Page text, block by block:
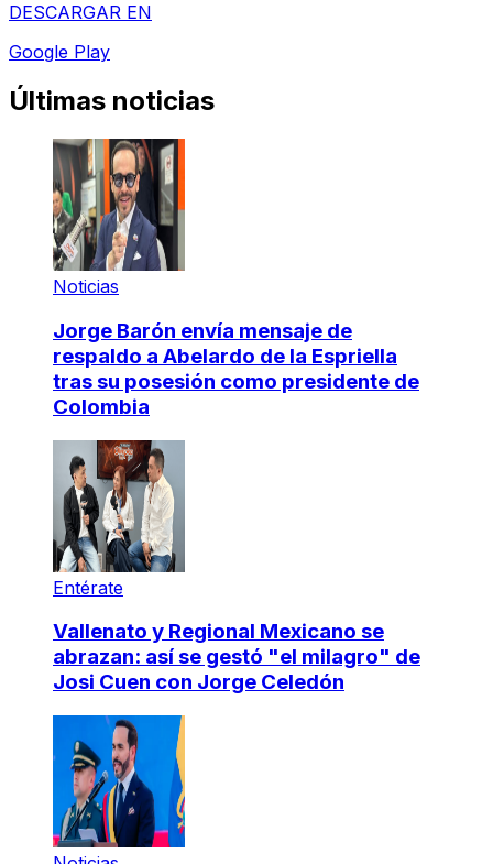
DESCARGAR EN
Google Play
Últimas noticias
Noticias
Jorge Barón envía mensaje de
respaldo a Abelardo de la Espriella
tras su posesión como presidente de
Colombia
Entérate
Vallenato y Regional Mexicano se
abrazan: así se gestó "el milagro" de
Josi Cuen con Jorge Celedón